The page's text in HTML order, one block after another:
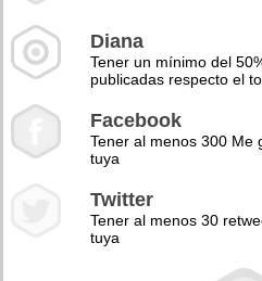
Diana
Tener un mínimo del
publicadas respecto el
Facebook
Tener al menos 300 Me
tuya
Twitter
Tener al menos 30
tuya